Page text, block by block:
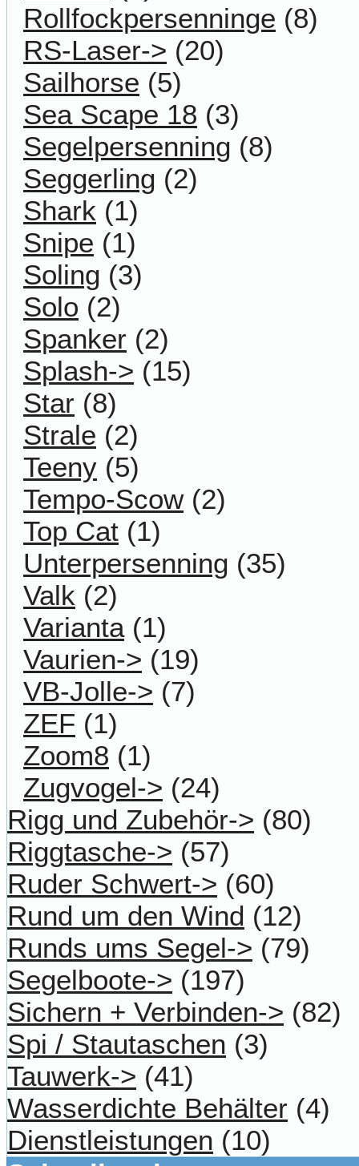
Rollfockpersenninge (8)
RS-Laser-> (20)
Sailhorse (5)
Sea Scape 18 (3)
Segelpersenning (8)
Seggerling (2)
Shark (1)
Snipe (1)
Soling (3)
Solo (2)
Spanker (2)
Splash-> (15)
Star (8)
Strale (2)
Teeny (5)
Tempo-Scow(2)
Top Cat (1)
Unterpersenning (35)
Valk (2)
Varianta (1)
Vaurien-> (19)
VB-Jolle-> (7)
ZEF (1)
Zoom8 (1)
Zugvogel-> (24)
Rigg und Zubehör-> (80)
Riggtasche-> (57)
Ruder Schwert-> (60)
Rund um den Wind (12)
Runds ums Segel-> (79)
Segelboote-> (197)
Sichern + Verbinden-> (82)
Spi / Stautaschen (3)
Tauwerk-> (41)
Wasserdichte Behälter (4)
Dienstleistungen (10)